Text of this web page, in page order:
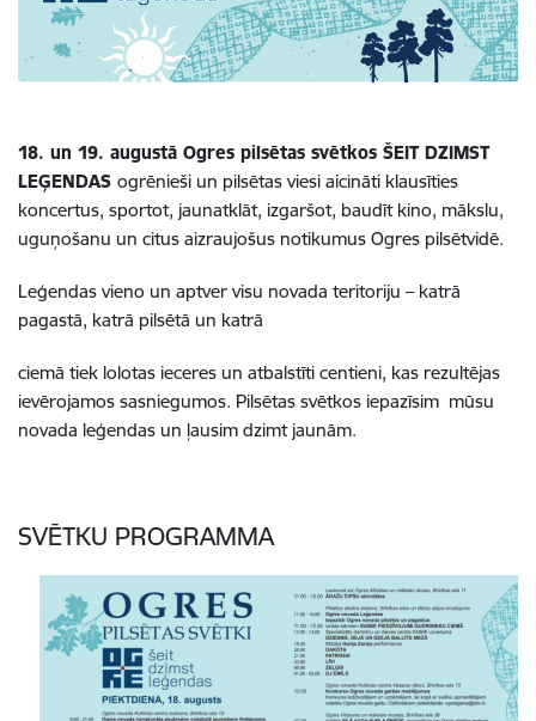
18. un 19. augustā Ogres pilsētas svētkos ŠEIT DZIMST
LEĢENDAS ogrēnieši un pilsētas viesi aicināti klausīties
koncertus, sportot, jaunatklāt, izgaršot, baudīt kino, mākslu,
uguņošanu un citus aizraujošus notikumus Ogres pilsētvidē.
Leģendas vieno un aptver visu novada teritoriju – katrā
pagastā, katrā pilsētā un katrā
ciemā tiek lolotas ieceres un atbalstīti centieni, kas rezultējas
ievērojamos sasniegumos. Pilsētas svētkos iepazīsim mūsu
novada leģendas un ļausim dzimt jaunām.
SVĒTKU PROGRAMMA